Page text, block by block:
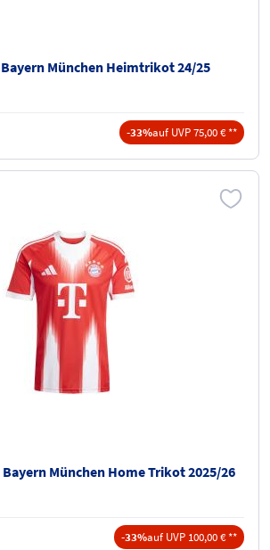
München Heimtrikot 24/25
-33%auf UVP 75,00 € **
Bayern München Home Trikot 2025/26
-33%auf UVP 100,00 € **